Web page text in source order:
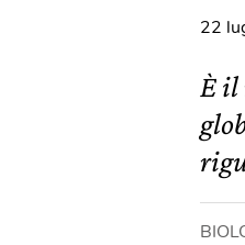
22
È il